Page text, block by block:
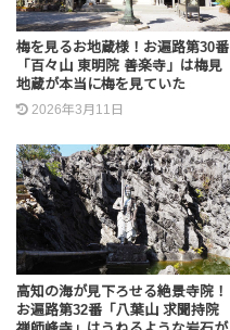
梅を見るお地蔵様！お遍路第30番
「百々山 東明院 善楽寺」は梅見
地蔵が本当に梅を見ていた
2026年3月11日
高知の海が見下ろせる絶景寺院！
お遍路第32番「八葉山 求聞持院